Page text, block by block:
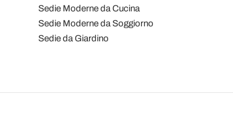
Sedie Moderne da Cucina
Sedie Moderne da Soggiorno
Sedie da Giardino